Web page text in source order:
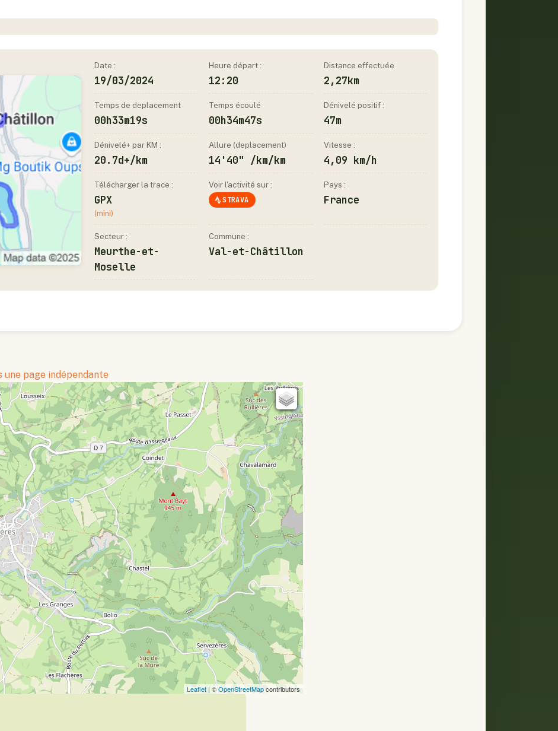
Date :
19/03/2024
Heure départ :
12:20
Distance effectuée
2,27km
Temps de deplacement
00h33m19s
Temps écoulé
00h34m47s
Dénivelé positif :
47m
Dénivelé+ par KM :
20.7d+/km
Allure (deplacement)
14'40" /km/km
Vitesse :
4,09 km/h
Télécharger la trace :
GPX
(mini)
Voir l'activité sur :
STRAVA
Pays :
France
Secteur :
Meurthe-et-
Moselle
Commune :
Val-et-Châtillon
une page indépendante